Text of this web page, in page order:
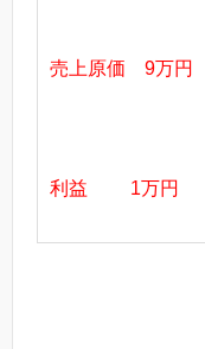
売上原価 9万円
利益 1万円